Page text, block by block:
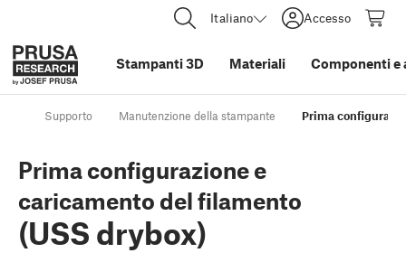
Italiano Accesso
Stampanti 3D Materiali Componenti e
Supporto Manutenzione della stampante Prima
Prima configurazione e
caricamento del filamento
(USS drybox)